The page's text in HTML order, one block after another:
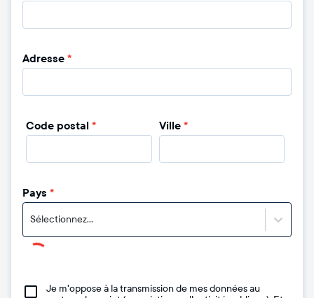
Adresse*
Code postal * Ville *
Pays *
Sélectionnez...
Je m'oppose à la transmission de mes données au